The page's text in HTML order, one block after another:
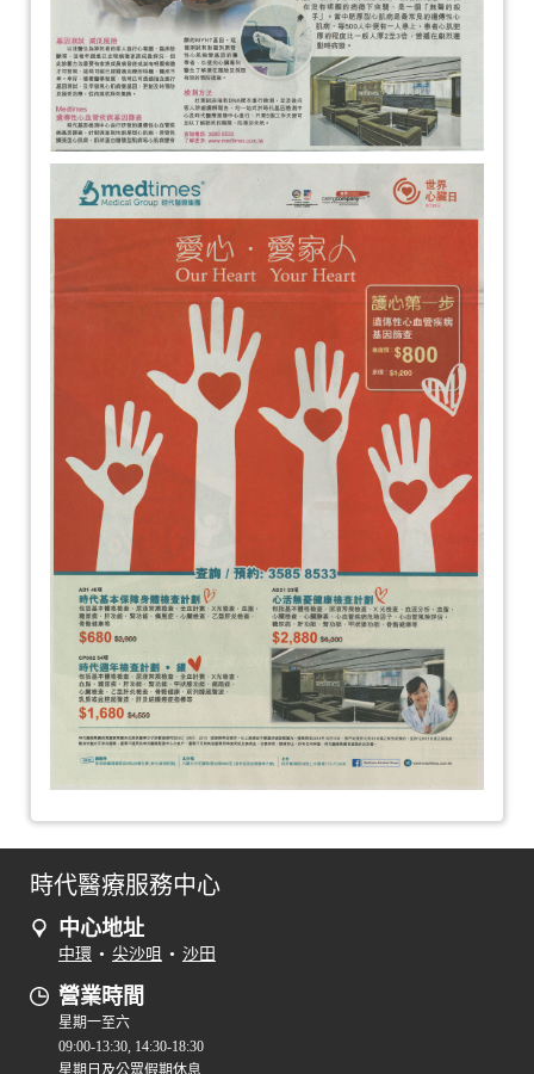
時代醫療服務中心
中心地址
中環 • 尖沙咀 • 沙田
營業時間
星期一至六
09:00-13:30, 14:30-18:30